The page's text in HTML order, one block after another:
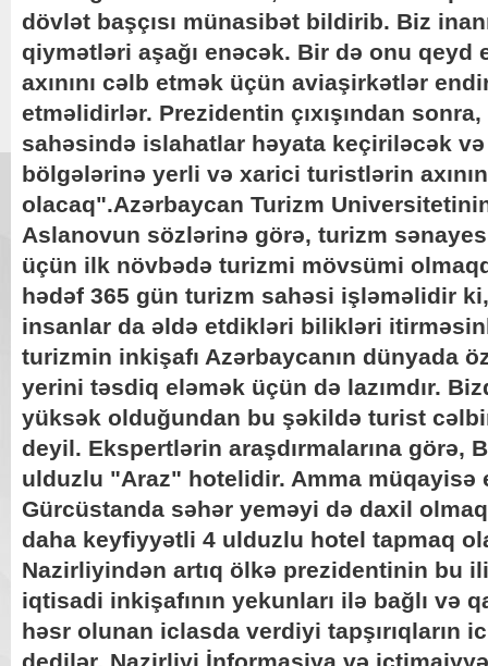
dövlət başçısı münasibət bildirib. Biz
qiymətləri aşağı enəcək. Bir də onu qeyd
axınını cəlb etmək üçün aviaşirkətlər
etməlidirlər. Prezidentin çıxışından
sahəsində islahatlar həyata keçiriləcək və
bölgələrinə yerli və xarici turistlərin
olacaq".Azərbaycan Turizm
Aslanovun sözlərinə görə, turizm
üçün ilk növbədə turizmi mövsümi
hədəf 365 gün turizm sahəsi işləməlidir
insanlar da əldə etdikləri bilikləri
turizmin inkişafı Azərbaycanın dünyada
yerini təsdiq eləmək üçün də lazımdır.
yüksək olduğundan bu şəkildə turist
deyil. Ekspertlərin araşdırmalarına görə,
ulduzlu "Araz" hotelidir. Amma müqayisə
Gürcüstanda səhər yeməyi də daxil
daha keyfiyyətli 4 ulduzlu hotel tapmaq
Nazirliyindən artıq ölkə prezidentinin bu
iqtisadi inkişafının yekunları ilə bağlı və
həsr olunan iclasda verdiyi tapşırıqların